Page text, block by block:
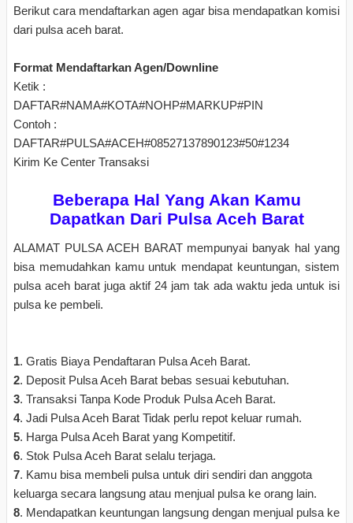
Berikut cara mendaftarkan agen agar bisa mendapatkan komisi
dari pulsa aceh barat.
Format Mendaftarkan Agen/Downline
Ketik :
DAFTAR#NAMA#KOTA#NOHP#MARKUP#PIN
Contoh :
DAFTAR#PULSA#ACEH#08527137890123#50#1234
Kirim Ke Center Transaksi
Beberapa Hal Yang Akan Kamu
Dapatkan Dari Pulsa Aceh Barat
ALAMAT PULSA ACEH BARAT mempunyai banyak hal yang
bisa memudahkan kamu untuk mendapat keuntungan, sistem
pulsa aceh barat juga aktif 24 jam tak ada waktu jeda untuk isi
pulsa ke pembeli.
1. Gratis Biaya Pendaftaran Pulsa Aceh Barat.
2. Deposit Pulsa Aceh Barat bebas sesuai kebutuhan.
3. Transaksi Tanpa Kode Produk Pulsa Aceh Barat.
4. Jadi Pulsa Aceh Barat Tidak perlu repot keluar rumah.
5. Harga Pulsa Aceh Barat yang Kompetitif.
6. Stok Pulsa Aceh Barat selalu terjaga.
7. Kamu bisa membeli pulsa untuk diri sendiri dan anggota
keluarga secara langsung atau menjual pulsa ke orang lain.
8. Mendapatkan keuntungan langsung dengan menjual pulsa ke